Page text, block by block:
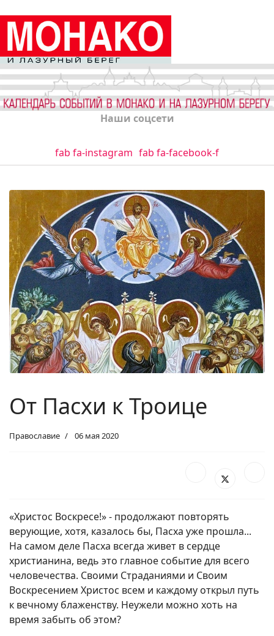
Наши соцсети
fab fa-instagram fab fa-facebook-f
От Пасхи к Троице
Православие 06 мая 2020
«Христос Воскресе!» - продолжают повторять
верующие, хотя, казалось бы, Пасха уже прошла...
На самом деле Пасха всегда живет в сердце
христианина, ведь это главное событие для всего
человечества. Своими Страданиями и Своим
Воскресением Христос всем и каждому открыл путь
к вечному блаженству. Неужели можно хоть на
время забыть об этом?